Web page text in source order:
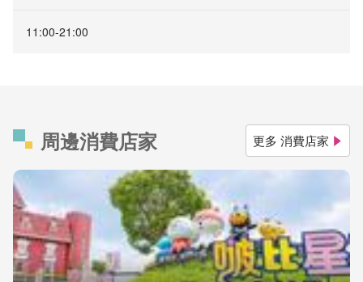
11:00-21:00
周邊消費店家 更多 消費店家